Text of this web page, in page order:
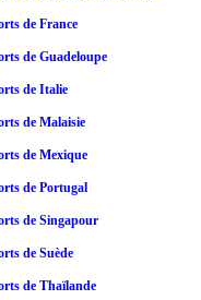
de France
de Guadeloupe
de Italie
de Malaisie
de Mexique
de Portugal
de Singapour
de Suède
de Thaïlande